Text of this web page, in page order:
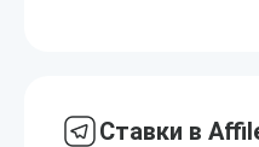
Ставки в